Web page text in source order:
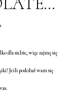
dla siebie, więc zajmę się
Jeśli podobał wam się